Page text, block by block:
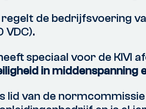
regelt de bedrijfsvoering
VDC).
speciaal voor de
in middenspanning
lid van de